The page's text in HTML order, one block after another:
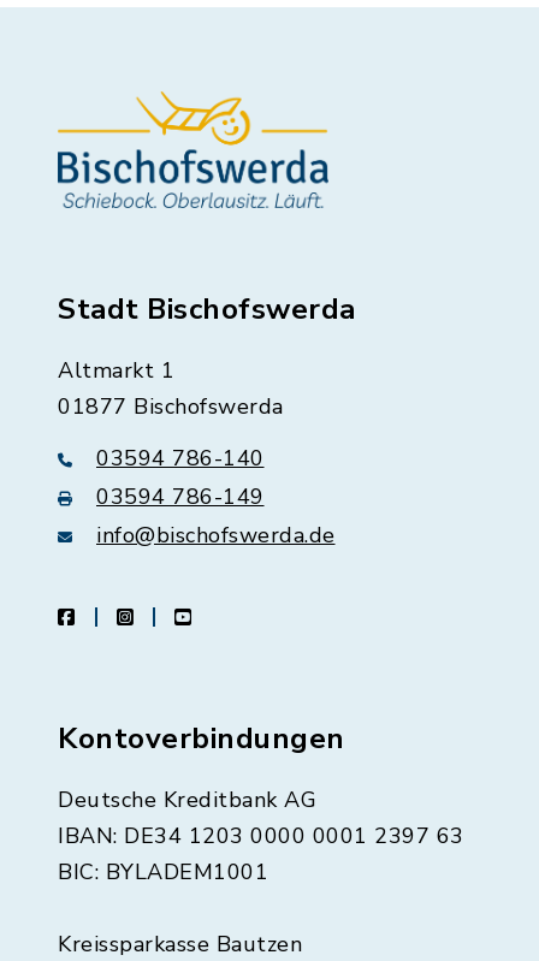
Stadt Bischofswerda
Altmarkt 1
01877 Bischofswerda
03594 786-140
03594 786-149
info@bischofswerda.de
facebookinstagramyoutube
Kontoverbindungen
Deutsche Kreditbank AG
IBAN: DE34 1203 0000 0001 2397 63
BIC: BYLADEM1001
Kreissparkasse Bautzen